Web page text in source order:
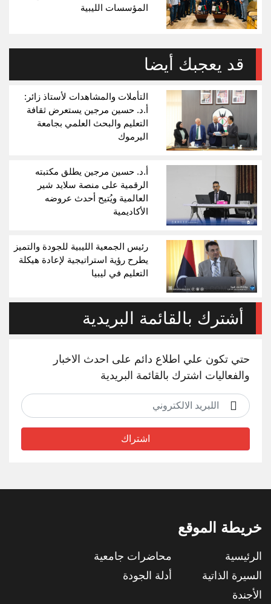
المؤسسات الليبية
قد يعجبك أيضا
التأملات والمشاهدات لأستاذ زائر:
أ.د. حسين مرجين يستعرض ثقافة
التعليم والبحث العلمي بجامعة
اليرموك
أ.د. حسين مرجين يطلق مكتبته
الرقمية على منصة سلايد شير
العالمية ويُتيح أحدث عروضه
الأكاديمية
رئيس الجمعية الليبية للجودة والتميز
يطرح رؤية استراتيجية لإعادة هيكلة
التعليم في ليبيا
أشترك بالقائمة البريدية
حتي تكون علي اطلاع دائم على احدث الاخبار
والفعاليات اشترك بالقائمة البريدية
اشتراك
خريطة الموقع
الرئيسية
السيرة الذاتية
الأجندة
محاضرات جامعية
أدلة الجودة